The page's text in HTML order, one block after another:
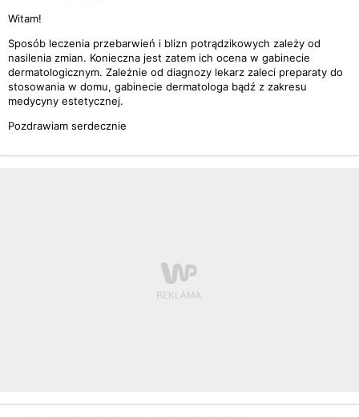
Witam!
Sposób leczenia przebarwień i blizn potrądzikowych zależy od
nasilenia zmian. Konieczna jest zatem ich ocena w gabinecie
dermatologicznym. Zależnie od diagnozy lekarz zaleci preparaty do
stosowania w domu, gabinecie dermatologa bądź z zakresu
medycyny estetycznej.
Pozdrawiam serdecznie